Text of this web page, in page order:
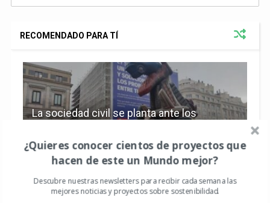
RECOMENDADO PARA TÍ
La sociedad civil se planta ante los
dinosaurio a las puertas del Congreso de
los Diputados
¿Quieres conocer cientos de proyectos que
hacen de este un Mundo mejor?
Descubre nuestras newsletters para recibir cada semana las
mejores noticias y proyectos sobre sostenibilidad.